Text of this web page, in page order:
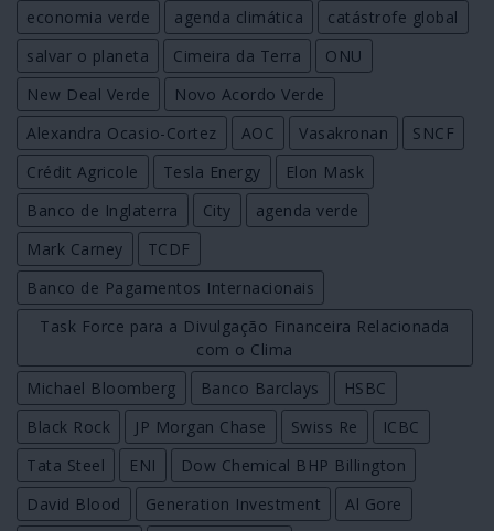
economia verde
agenda climática
catástrofe global
salvar o planeta
Cimeira da Terra
ONU
New Deal Verde
Novo Acordo Verde
Alexandra Ocasio-Cortez
AOC Vasakronan
SNCF
Crédit Agricole
Tesla Energy
Elon Mask
Banco de Inglaterra
City
agenda verde
Mark Carney
TCDF
Banco de Pagamentos Internacionais
Task Force para a Divulgação Financeira Relacionada
com o Clima
Michael Bloomberg
Banco Barclays
HSBC
Black Rock
JP Morgan Chase Swiss Re
ICBC
Tata Steel
ENI
Dow Chemical BHP Billington
David Blood
Generation Investment
Al Gore